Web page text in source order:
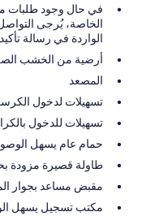
في حال وجود طلبات
الخاصة، يُرجى
الواردة في رسالة
أرضية من الخشب
المصعد
تسهيلات لدخول
تسهيلات للدخول
حمام عام يسهل
طاولة قصيرة مزودة
مقبض مساعد بجوار
مكتب تسجيل يسهل